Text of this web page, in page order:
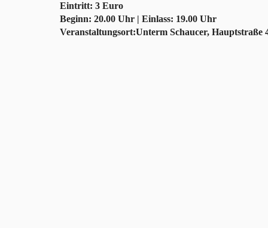
Eintritt: 3 Euro
Beginn: 20.00 Uhr | Einlass: 19.00 Uhr
Veranstaltungsort:Unterm Schaucer, Hauptstraße